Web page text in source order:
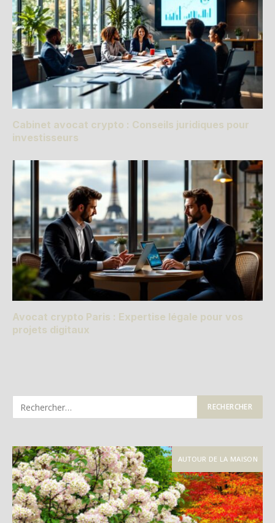
Cabinet avocat crypto : Conseils juridiques pour
investisseurs
Avocat crypto Paris : Expertise légale pour vos
projets digitaux
AUTOUR DE LA MAISON